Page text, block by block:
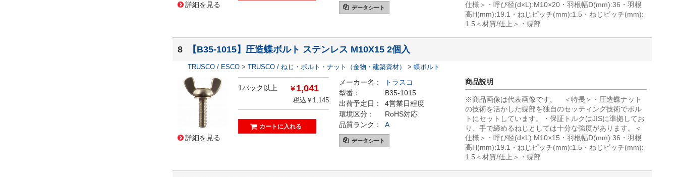
詳細を見る データシート
仕様＞・呼び径(d×L):M10×20・羽根幅D(mm):36・羽根
高H(mm):19.1・ねじピッチ(mm):1.5・ねじピッチ(mm):
1.5＜材質/仕上＞・蝶部
8 【B35-1015】圧造蝶ボルト ステンレス M10X15 2個入
TRUSCO / ESCO > TRUSCO / ねじ・ボルト・ナット（金物・建築資材） > 蝶ボルト
詳細を見る
1パック以上 ￥1,041
税込￥1,145
メーカー名：
トラスコ
型番：
B35-1015
出荷予定日：
4営業日程度
環境区分：
RoHS対応
品質ランク：
A
データシート
商品説明
※商品画像は代表画像です。 ＜特長＞・圧造蝶ナット
の技術を活かした蝶部を独自のセッティング技術でボル
トにセットしています。・保証トルクはJISに準拠してお
り、手で締めるねじとしては十分な強度があります。＜
仕様＞・呼び径(d×L):M10×15・羽根幅D(mm):36・羽根
高H(mm):19.1・ねじピッチ(mm):1.5・ねじピッチ(mm):
1.5＜材質/仕上＞・蝶部